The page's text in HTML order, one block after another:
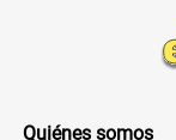
Quiénes somos